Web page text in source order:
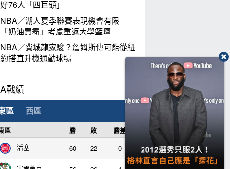
好76人「四巨頭」
NBA／湖人夏季聯賽表現機會有限
「奶油賈霸」考慮重返大學籃壇
NBA／費城龍家駿？詹姆斯傳可能從紐
約搭直升機通勤球場